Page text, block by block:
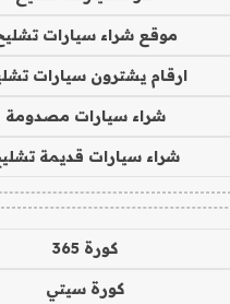
موقع شراء سيارات
ارقام يشترون سيارات
شراء سيارات مصدومة
شراء سيارات قديمة
كورة 365
كورة سيتي